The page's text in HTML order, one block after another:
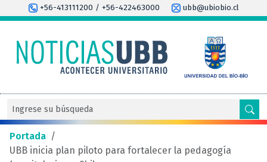
+56-413111200 / +56-422463000 ubb@ubiobio.cl
Portada /
UBB inicia plan piloto para fortalecer la pedagogía